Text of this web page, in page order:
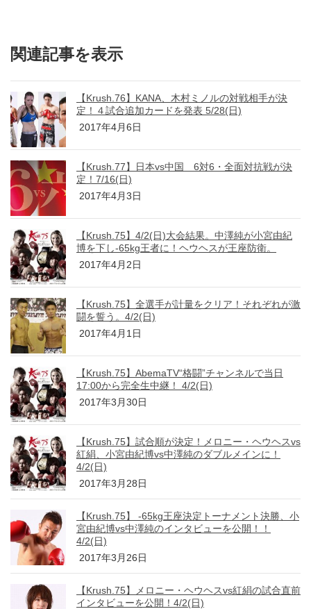
関連記事を表示
【Krush.76】KANA、木村ミノルの対戦相手が決
定！４試合追加カードを発表 5/28(日)
2017年4月6日
【Krush.77】日本vs中国 6対6・全面対抗戦が決
定！7/16(日)
2017年4月3日
【Krush.75】4/2(日)大会結果。中澤純が小宮由紀
博を下し-65kg王者に！ヘウヘスが王座防衛。
2017年4月2日
【Krush.75】全選手が計量をクリア！それぞれが激
闘を誓う。4/2(日)
2017年4月1日
【Krush.75】AbemaTV“格闘”チャンネルで当日
17:00から完全生中継！ 4/2(日)
2017年3月30日
【Krush.75】試合順が決定！メロニー・ヘウヘスvs
紅絹、小宮由紀博vs中澤純のダブルメインに！
4/2(日)
2017年3月28日
【Krush.75】 -65kg王座決定トーナメント決勝、小
宮由紀博vs中澤純のインタビューを公開！！
4/2(日)
2017年3月26日
【Krush.75】メロニー・ヘウヘスvs紅絹の試合直前
インタビューを公開！4/2(日)